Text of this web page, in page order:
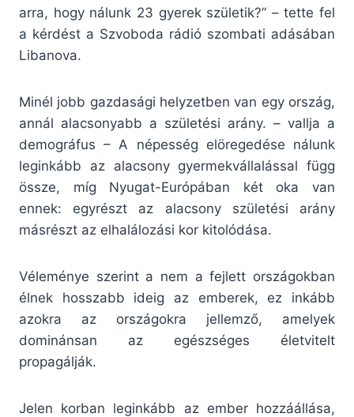
arra, hogy nálunk 23 gyerek születik?” – tette fel
a kérdést a Szvoboda rádió szombati adásában
Libanova.
Minél jobb gazdasági helyzetben van egy ország,
annál alacsonyabb a születési arány. – vallja a
demográfus – A népesség elöregedése nálunk
leginkább az alacsony gyermekvállalással függ
össze, míg Nyugat-Európában két oka van
ennek: egyrészt az alacsony születési arány
másrészt az elhalálozási kor kitolódása.
Véleménye szerint a nem a fejlett országokban
élnek hosszabb ideig az emberek, ez inkább
azokra az országokra jellemző, amelyek
dominánsan az egészséges életvitelt
propagálják.
Jelen korban leginkább az ember hozzáállása,